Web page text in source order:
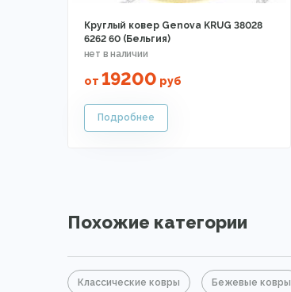
Круглый ковер Genova KRUG 38028
6262 60 (Бельгия)
от 19200 руб
Похожие категории
Классические ковры Бежевые ковры